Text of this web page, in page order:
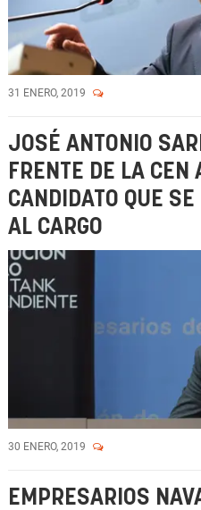
31 ENERO, 2019
JOSÉ ANTONIO
FRENTE DE LA CEN
CANDIDATO QUE
AL CARGO
30 ENERO, 2019
EMPRESARIOS